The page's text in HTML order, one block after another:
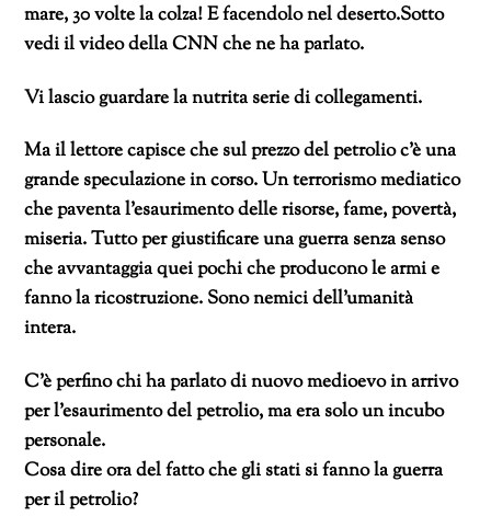
mare, 30 volte la colza! E facendolo nel deserto.Sotto
vedi il video della CNN che ne ha parlato.
Vi lascio guardare la nutrita serie di collegamenti.
Ma il lettore capisce che sul prezzo del petrolio c’è una
grande speculazione in corso. Un terrorismo mediatico
che paventa l’esaurimento delle risorse, fame, povertà,
miseria. Tutto per giustificare una guerra senza senso
che avvantaggia quei pochi che producono le armi e
fanno la ricostruzione. Sono nemici dell’umanità
intera.
C’è perfino chi ha parlato di nuovo medioevo in arrivo
per l’esaurimento del petrolio, ma era solo un incubo
personale.
Cosa dire ora del fatto che gli stati si fanno la guerra
per il petrolio?